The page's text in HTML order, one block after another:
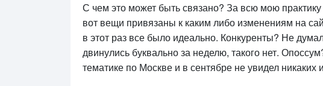
С чем это может быть связано? За всю мою
вот вещи привязаны к каким либо изменениям на
в этот раз все было идеально. Конкуренты? Не
двинулись буквально за неделю, такого нет.
тематике по Москве и в сентябре не увидел никаких